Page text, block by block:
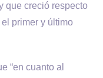
que creció respecto
primer y último
“en cuanto al